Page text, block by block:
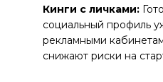
Кинги с личками:
социальный профиль
рекламными
снижают риски на